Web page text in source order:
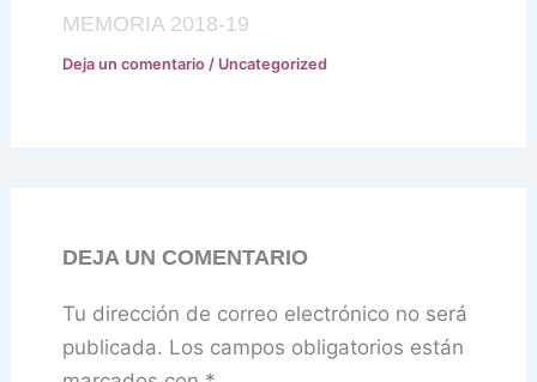
MEMORIA 2018-19
Deja un comentario / Uncategorized
DEJA UN COMENTARIO
Tu dirección de correo electrónico no será
publicada. Los campos obligatorios están